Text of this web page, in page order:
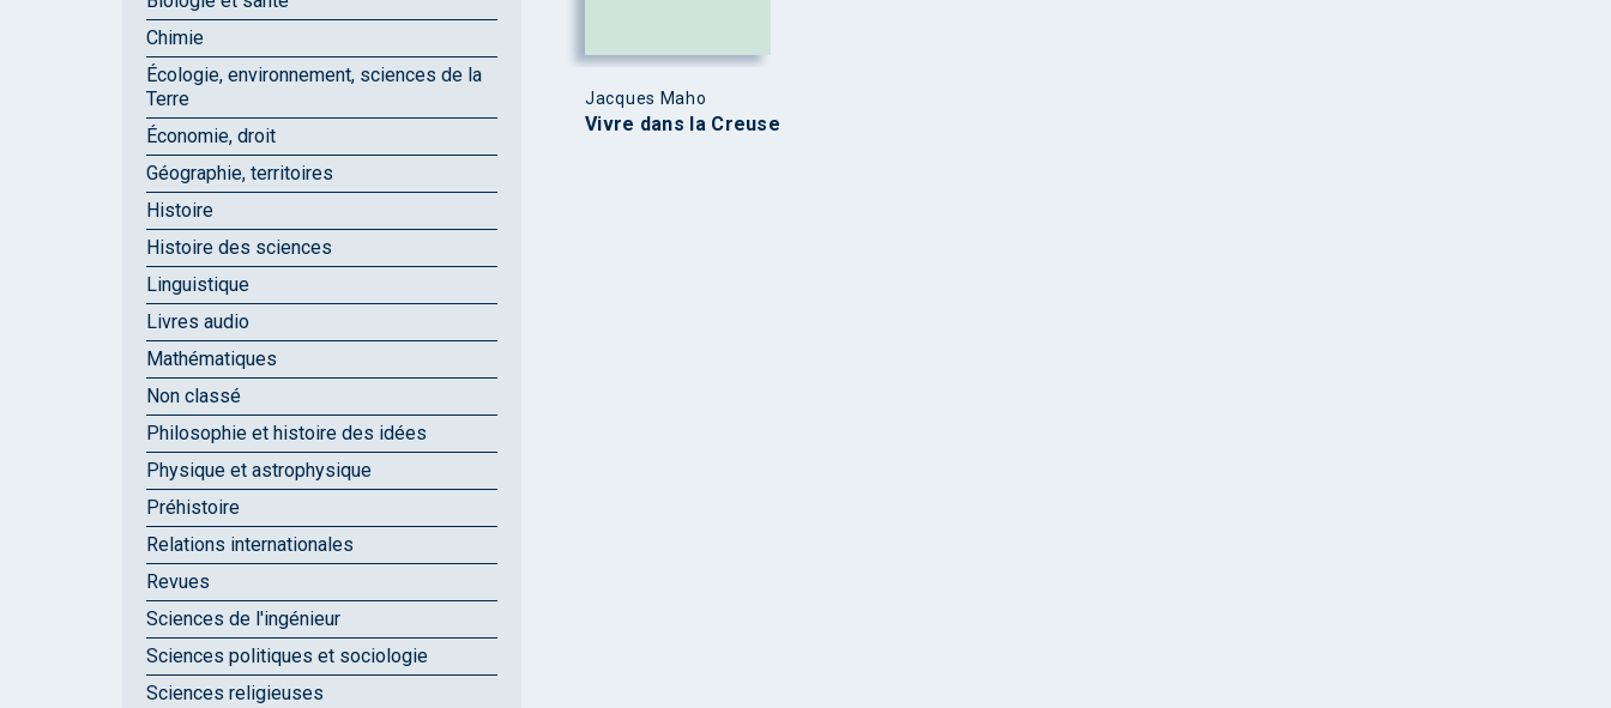
Jacques Maho
Vivre dans la Creuse
Chimie
Écologie, environnement, sciences de la
Terre
Économie, droit
Géographie, territoires
Histoire
Histoire des sciences
Linguistique
Livres audio
Mathématiques
Non classé
Philosophie et histoire des idées
Physique et astrophysique
Préhistoire
Relations internationales
Revues
Sciences de l'ingénieur
Sciences politiques et sociologie
Sciences religieuses